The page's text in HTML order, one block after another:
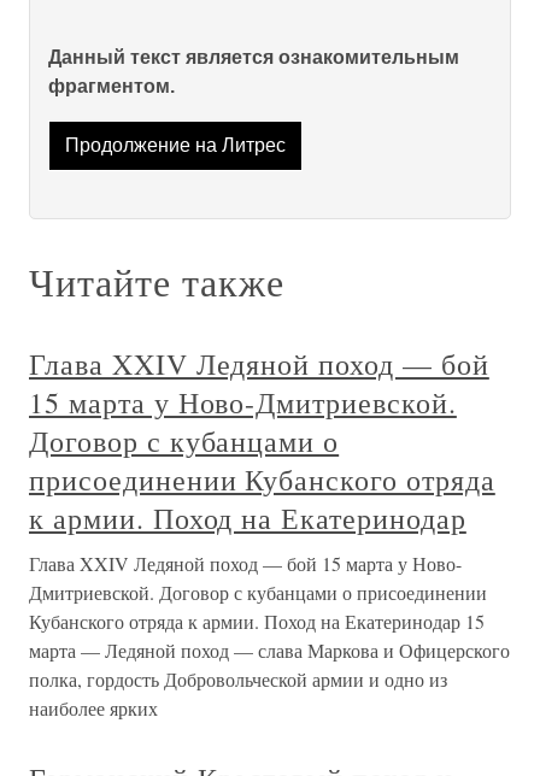
Данный текст является ознакомительным
фрагментом.
Продолжение на Литрес
Читайте также
Глава XXIV Ледяной поход — бой
15 марта у Ново-Дмитриевской.
Договор с кубанцами о
присоединении Кубанского отряда
к армии. Поход на Екатеринодар
Глава XXIV Ледяной поход — бой 15 марта у Ново-
Дмитриевской. Договор с кубанцами о присоединении
Кубанского отряда к армии. Поход на Екатеринодар 15
марта — Ледяной поход — слава Маркова и Офицерского
полка, гордость Добровольческой армии и одно из
наиболее ярких